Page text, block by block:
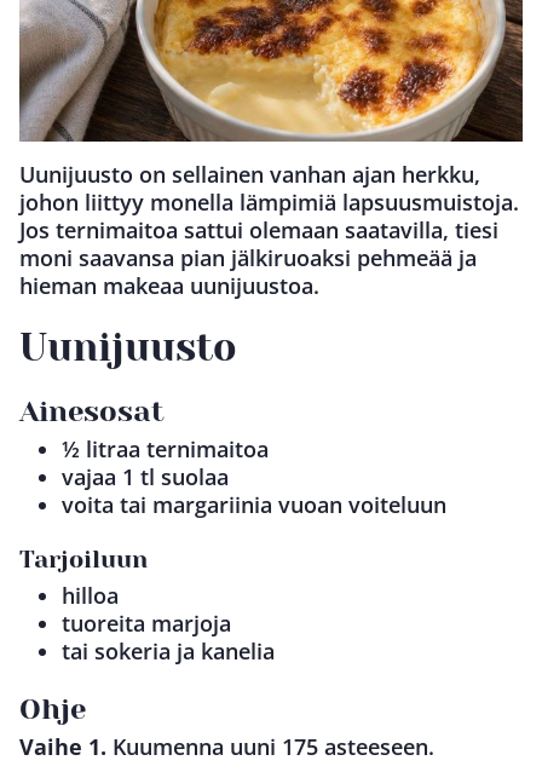
Uunijuusto on sellainen vanhan ajan herkku,
johon liittyy monella lämpimiä lapsuusmuistoja.
Jos ternimaitoa sattui olemaan saatavilla, tiesi
moni saavansa pian jälkiruoaksi pehmeää ja
hieman makeaa uunijuustoa.
Uunijuusto
Ainesosat
½ litraa ternimaitoa
vajaa 1 tl suolaa
voita tai margariinia vuoan voiteluun
Tarjoiluun
hilloa
tuoreita marjoja
tai sokeria ja kanelia
Ohje
Vaihe 1. Kuumenna uuni 175 asteeseen.